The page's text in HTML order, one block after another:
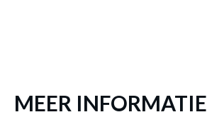
MEER INFORMATIE